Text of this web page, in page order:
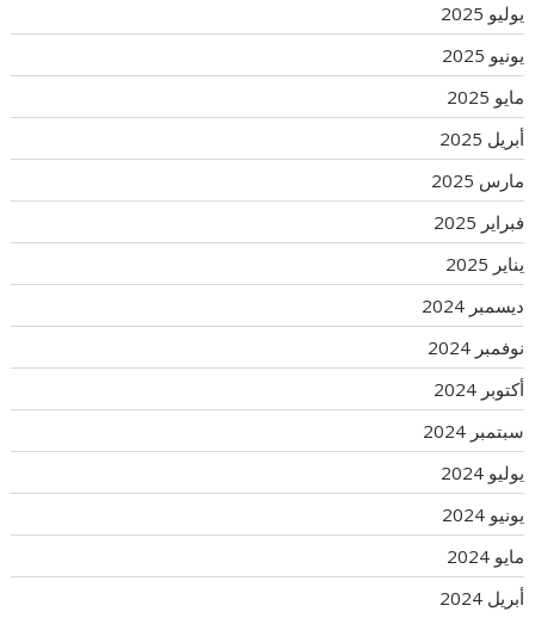
يوليو 2025
يونيو 2025
مايو 2025
أبريل 2025
مارس 2025
فبراير 2025
يناير 2025
ديسمبر 2024
نوفمبر 2024
أكتوبر 2024
سبتمبر 2024
يوليو 2024
يونيو 2024
مايو 2024
أبريل 2024